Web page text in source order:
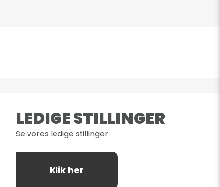
LEDIGE STILLINGER
Se vores ledige stillinger
Klik her